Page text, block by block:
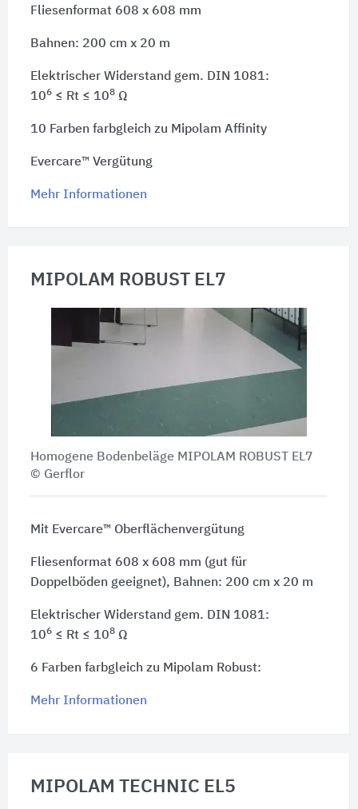
Fliesenformat 608 x 608 mm
Bahnen: 200 cm x 20 m
Elektrischer Widerstand gem. DIN 1081:
106≤ Rt ≤ 108Ω
10 Farben farbgleich zu Mipolam Affinity
Evercare™ Vergütung
Mehr Informationen
MIPOLAM ROBUST EL7
Homogene Bodenbeläge MIPOLAM ROBUST EL7
© Gerflor
Mit Evercare™ Oberflächenvergütung
Fliesenformat 608 x 608 mm (gut für
Doppelböden geeignet), Bahnen: 200 cm x 20 m
Elektrischer Widerstand gem. DIN 1081:
106≤ Rt ≤ 108Ω
6 Farben farbgleich zu Mipolam Robust:
Mehr Informationen
MIPOLAM TECHNIC EL5